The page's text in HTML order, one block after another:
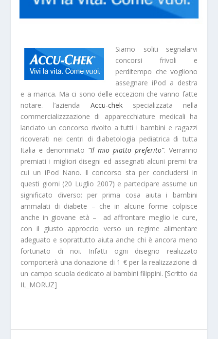
Siamo soliti segnalarvi
concorsi frivoli e
perditempo che vogliono
assegnare iPod a destra
e a manca. Ma ci sono delle eccezioni che vanno fatte
notare. l’azienda Accu-chekspecializzata nella
commercializzzazione di apparecchiature medicali ha
lanciato un concorso rivolto a tutti i bambini e ragazzi
ricoverati nei centri di diabetologia pediatrica di tutta
Italia e denominato “Il mio piatto preferito”. Verranno
premiati i migliori disegni ed assegnati alcuni premi tra
cui un iPod Nano. Il concorso sta per concludersi in
questi giorni (20 Luglio 2007) e partecipare assume un
significato diverso: per prima cosa aiuta i bambini
ammalati di diabete – che in alcune forme colpisce
anche in giovane età – ad affrontare meglio le cure,
con il giusto approccio verso un regime alimentare
adeguato e soprattutto aiuta anche chi è ancora meno
fortunato di noi. Infatti ogni disegno realizzato
comporterà una donazione di 1 € per la realizzazione di
un campo scuola dedicato ai bambini filippini. [Scritto da
IL_MORUZ]